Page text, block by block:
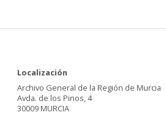
Localización
Archivo General de la Región de Murcia
Avda. de los Pinos, 4
30009 MURCIA